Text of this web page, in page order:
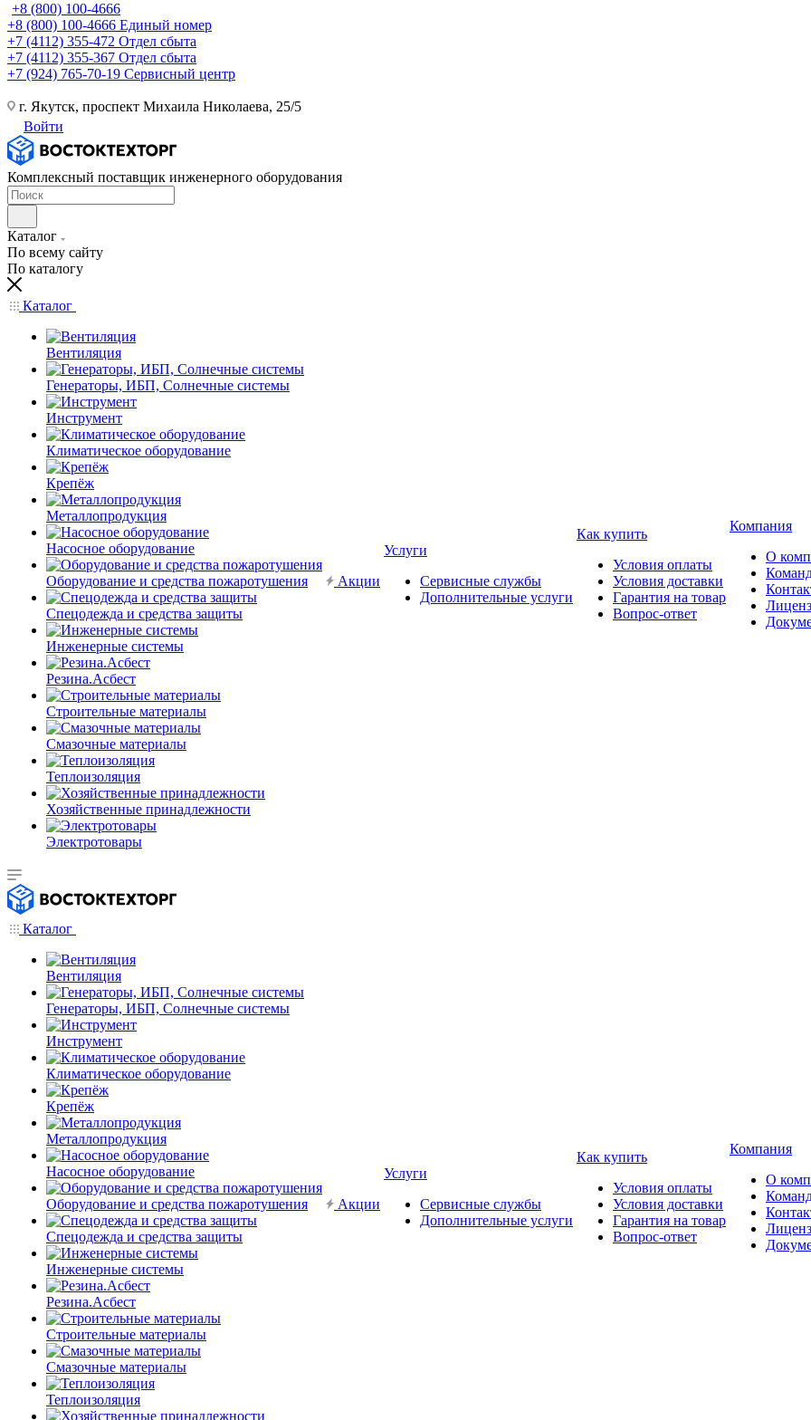
+8 (800) 100-4666
+8 (800) 100-4666 Единый номер
+7 (4112) 355-472 Отдел сбыта
+7 (4112) 355-367 Отдел сбыта
+7 (924) 765-70-19 Сервисный центр
г. Якутск, проспект Михаила Николаева, 25/5
Войти
Комплексный поставщик инженерного оборудования
Каталог
По всему сайту
По каталогу
Каталог
Вентиляция
Генераторы, ИБП, Солнечные системы
Инструмент
Климатическое оборудование
Крепёж
Металлопродукция
Насосное оборудование
Оборудование и средства пожаротушения
Спецодежда и средства защиты
Инженерные системы
Резина.Асбест
Строительные материалы
Смазочные материалы
Теплоизоляция
Хозяйственные принадлежности
Электротовары
Акции
Услуги
Сервисные службы
Дополнительные услуги
Как купить
Условия оплаты
Условия доставки
Гарантия на товар
Вопрос-ответ
Компания
О
Каталог
Вентиляция
Генераторы, ИБП, Солнечные системы
Инструмент
Климатическое оборудование
Крепёж
Металлопродукция
Насосное оборудование
Оборудование и средства пожаротушения
Спецодежда и средства защиты
Инженерные системы
Резина.Асбест
Строительные материалы
Смазочные материалы
Теплоизоляция
Акции
Услуги
Сервисные службы
Дополнительные услуги
Как купить
Условия оплаты
Условия доставки
Гарантия на товар
Вопрос-ответ
Компания
О